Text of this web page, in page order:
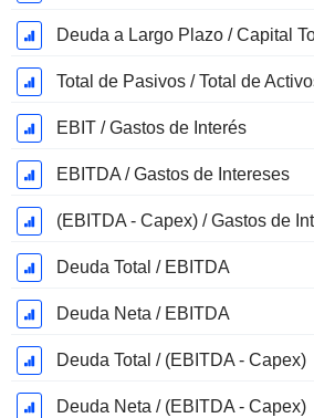
Deuda a Largo Plazo / Capital
Total de Pasivos / Total de
EBIT / Gastos de Interés
EBITDA / Gastos de Intereses
(EBITDA - Capex) / Gastos de
Deuda Total / EBITDA
Deuda Neta / EBITDA
Deuda Total / (EBITDA - Capex)
Deuda Neta / (EBITDA - Capex)